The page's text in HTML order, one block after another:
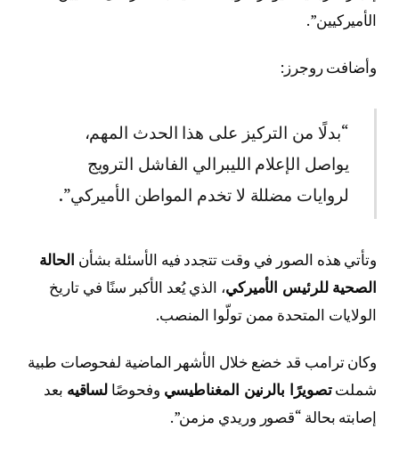
الأميركيين”.
وأضافت روجرز:
“بدلًا من التركيز على هذا الحدث المهم،
يواصل الإعلام الليبرالي الفاشل الترويج
لروايات مضللة لا تخدم المواطن الأميركي”.
وتأتي هذه الصور في وقت تتجدد فيه الأسئلة بشأن الحالة
الصحية للرئيس الأميركي، الذي يُعد الأكبر سنًا في تاريخ
الولايات المتحدة ممن تولّوا المنصب.
وكان ترامب قد خضع خلال الأشهر الماضية لفحوصات طبية
شملتتصويرًا بالرنين المغناطيسي وفحوصًا لساقيه بعد
إصابته بحالة “قصور وريدي مزمن”.